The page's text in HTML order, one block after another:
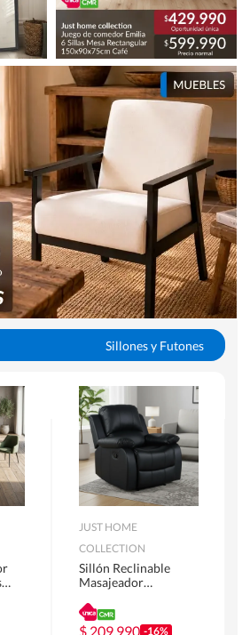
Sillones y Futones
PC
Racks y Muebles TV
JUST HOME
COLLECTION
Sillón Reclinable
Masajeador
Atlanta 91x101x94
cm Negro
$ 209.990 -16%